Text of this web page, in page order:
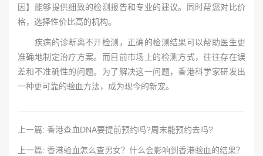
因】能够提供细致的检测报告和专业的建议。同时帮您对比价
格，选择性价比高的机构。
疾病的诊断离不开检测，正确的检测结果可以帮助医生更
准确地制定治疗方案。而目前市场上的检测方式，往往存在误
差和不准确性的问题。为了解决这一问题，香港科学家研发出
一种更可靠的验血方法，成为现今的新宠。
上一篇: 香港查血DNA要提前预约吗?周末能预约去吗?
上一篇: 香港验血怎么查男女？什么会影响到香港验血的结果？